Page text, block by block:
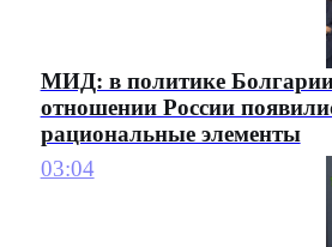
МИД: в политике
отношении России
рациональные элементы
03:04